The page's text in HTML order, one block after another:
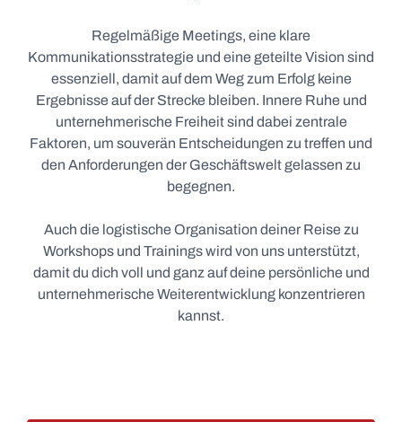
Regelmäßige Meetings, eine klare
Kommunikationsstrategie und eine geteilte Vision sind
essenziell, damit auf dem Weg zum Erfolg keine
Ergebnisse auf der Strecke bleiben. Innere Ruhe und
unternehmerische Freiheit sind dabei zentrale
Faktoren, um souverän Entscheidungen zu treffen und
den Anforderungen der Geschäftswelt gelassen zu
begegnen.
Auch die logistische Organisation deiner Reise zu
Workshops und Trainings wird von uns unterstützt,
damit du dich voll und ganz auf deine persönliche und
unternehmerische Weiterentwicklung konzentrieren
kannst.